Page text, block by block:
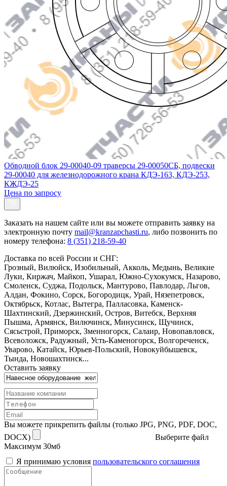
Обводной блок 29-00040-09 траверсы 29-00050СБ, подвески
29-00040 для железнодорожного крана КДЭ-163, КДЭ-253,
КЖДЭ-25
Цена по запросу
Заказать на нашем сайте или вы можете отправить заявку на
электронную почту mail@kranzapchasti.ru, либо позвонить по
номеру телефона: 8 (351) 218-59-40
Доставка по всей России и СНГ:
Грозный, Вилюйск, Изобильный, Акколь, Медынь, Великие
Луки, Киржач, Майкоп, Ушарал, Южно-Сухокумск, Назарово,
Смоленск, Суджа, Подольск, Мантурово, Павлодар, Льгов,
Алдан, Фокино, Сорск, Богородицк, Урай, Нязепетровск,
Октябрьск, Котлас, Вытегра, Палласовка, Каменск-
Шахтинский, Дзержинский, Остров, Витебск, Верхняя
Пышма, Армянск, Вилючинск, Минусинск, Щучинск,
Сясьстрой, Приморск, Змеиногорск, Салаир, Новопавловск,
Всеволожск, Радужный, Усть-Каменогорск, Волгореченск,
Уварово, Катайск, Юрьев-Польский, Новокуйбышевск,
Тында, Новошахтинск...
Оставить заявку
Вы можете прикрепить файлы (только JPG, PNG, PDF, DOC,
DOCX)
Выберите файл
Максимум 30мб
Я принимаю условия пользовательского соглашения